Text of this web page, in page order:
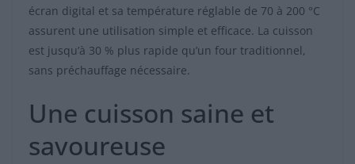
écran digital et sa température réglable de 70 à 200 °C
assurent une utilisation simple et efficace. La cuisson
est jusqu’à 30 % plus rapide qu’un four traditionnel,
sans préchauffage nécessaire.
Une cuisson saine et
savoureuse